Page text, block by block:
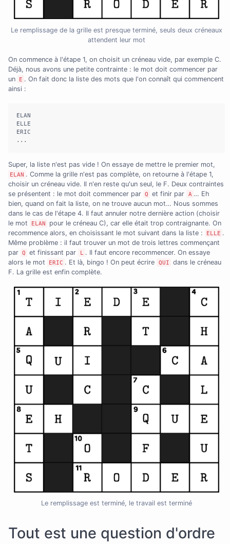
Le remplissage de la grille est presque terminé, seuls deux créneaux
attendent leur mot
On commence à l'étape 1, on choisit un créneau vide, par exemple C.
Déjà, nous avons une petite contrainte : le mot doit commencer par
un
E . On fait donc la liste des mots que l'on connaît qui commencent
ainsi :
ELAN
ELLE
ERIC
...
Super, la liste n'est pas vide ! On essaye de mettre le premier mot,
ELAN . Comme la grille n'est pas complète, on retourne à l'étape 1,
choisir un créneau vide. Il n'en reste qu'un seul, le F. Deux contraintes
se présentent : le mot doit commencer par Q et finir par A … Eh
bien, quand on fait la liste, on ne trouve aucun mot… Nous sommes
dans le cas de l'étape 4. Il faut annuler notre dernière action (choisir
le mot
ELAN
pour le créneau C), car elle était trop contraignante. On
recommence alors, en choisissant le mot suivant dans la liste :
ELLE .
Même problème : il faut trouver un mot de trois lettres commençant
par Q et finissant par L . Il faut encore recommencer. On essaye
alors le mot
ERIC . Et là, bingo ! On peut écrire QUI
dans le créneau
F. La grille est enfin complète.
Le remplissage est terminé, le travail est terminé
Tout est une question d'ordre